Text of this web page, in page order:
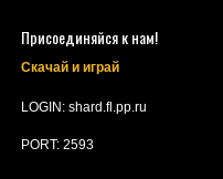
Присоединяйся к нам!
Скачай и играй
LOGIN: shard.fl.pp.ru
PORT: 2593